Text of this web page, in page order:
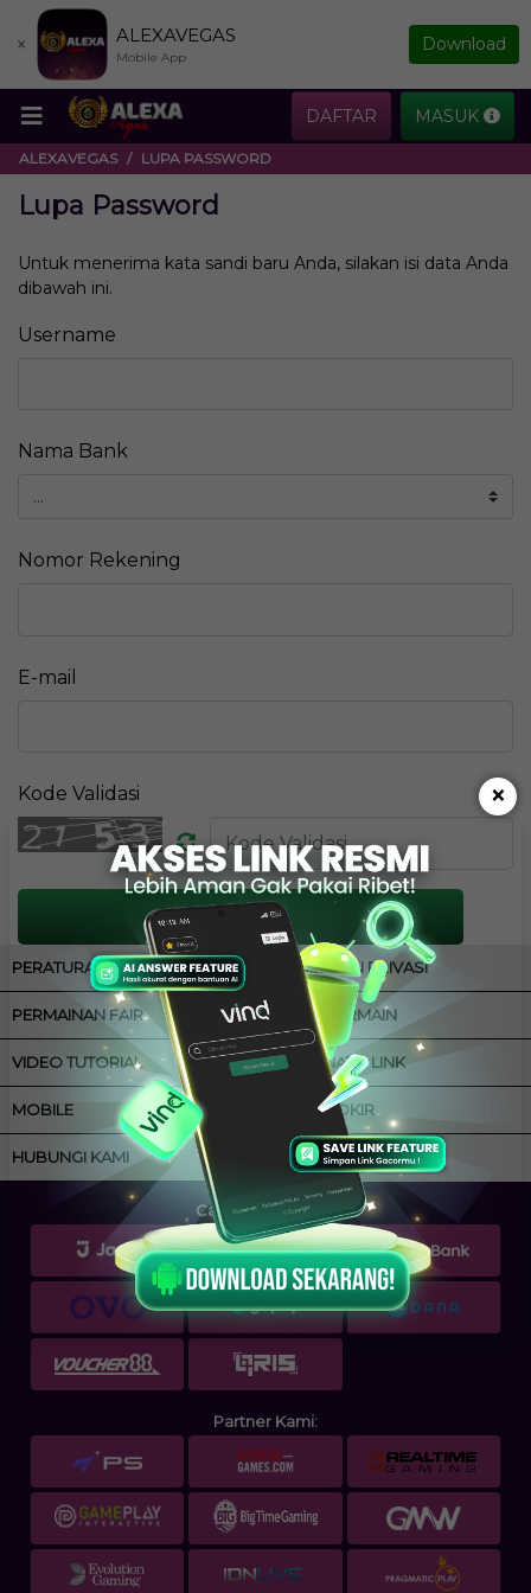
× ALEXAVEGAS
Mobile App
Download
DAFTAR MASUK
×
ALEXAVEGAS LUPA PASSWORD
Lupa Password
Untuk menerima kata sandi baru Anda, silakan isi data Anda
dibawah ini.
Username
Nama Bank
Nomor Rekening
E-mail
Kode Validasi
PROSES
PERATURAN KEBIJAKAN PRIVASI
PERMAINAN FAIR CARA BERMAIN
VIDEO TUTORIAL ALTERNATIF LINK
MOBILE ANTI BLOKIR
HUBUNGI KAMI
Cara Pembayaran:
Partner Kami: